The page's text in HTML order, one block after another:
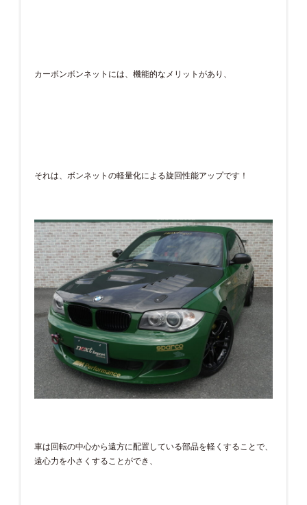
カーボンボンネットには、機能的なメリットがあり、
それは、ボンネットの軽量化による旋回性能アップです！
車は回転の中心から遠方に配置している部品を軽くすることで、
遠心力を小さくすることができ、